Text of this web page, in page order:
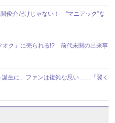
俊介だけじゃない！ “マニアック”な
オク」に売られる!? 前代未聞の出来事
誕生に、ファンは複雑な思い……「翼く